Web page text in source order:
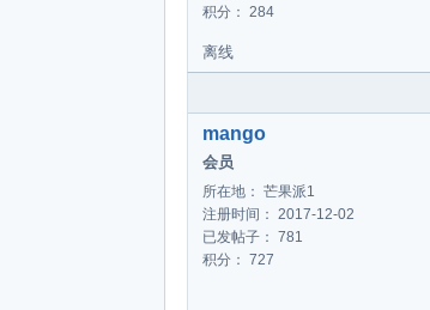
积分： 284
离线
mango
会员
所在地： 芒果派1
注册时间： 2017-12-02
已发帖子： 781
积分： 727